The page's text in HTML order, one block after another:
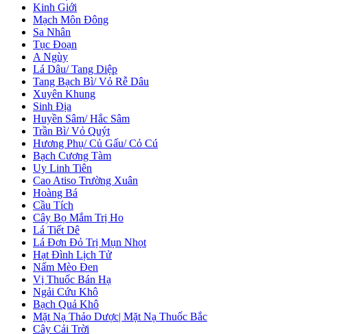
Kinh Giới
Mạch Môn Đông
Sa Nhân
Tục Đoạn
A Ngùy
Lá Dâu/ Tang Diệp
Tang Bạch Bì/ Vỏ Rễ Dâu
Xuyên Khung
Sinh Địa
Huyền Sâm/ Hắc Sâm
Trần Bì/ Vỏ Quýt
Hương Phụ/ Củ Gấu/ Cỏ Cú
Bạch Cương Tàm
Uy Linh Tiên
Cao Atiso Trường Xuân
Hoàng Bá
Cầu Tích
Cây Bọ Mắm Trị Ho
Lá Tiết Dê
Lá Đơn Đỏ Trị Mụn Nhọt
Hạt Đình Lịch Tử
Nấm Mèo Đen
Vị Thuốc Bán Hạ
Ngải Cứu Khô
Bạch Quả Khô
Mặt Nạ Thảo Dược| Mặt Nạ Thuốc Bắc
Cây Cải Trời